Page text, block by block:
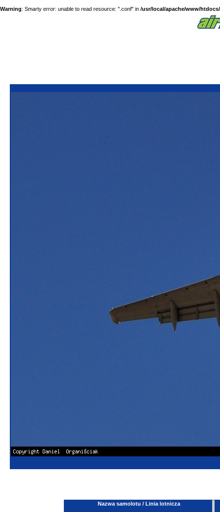
Warning: Smarty error: unable to read resource: ".conf" in /usr/local/apache/www/
Nazwa samolotu / Linia lotnicza